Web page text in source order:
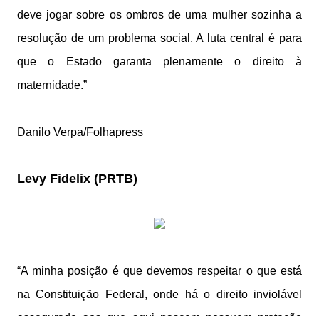
deve jogar sobre os ombros de uma mulher sozinha a
resolução de um problema social. A luta central é para
que o Estado garanta plenamente o direito à
maternidade.”
Danilo Verpa/Folhapress
Levy Fidelix (PRTB)
“A minha posição é que devemos respeitar o que está
na Constituição Federal, onde há o direito inviolável